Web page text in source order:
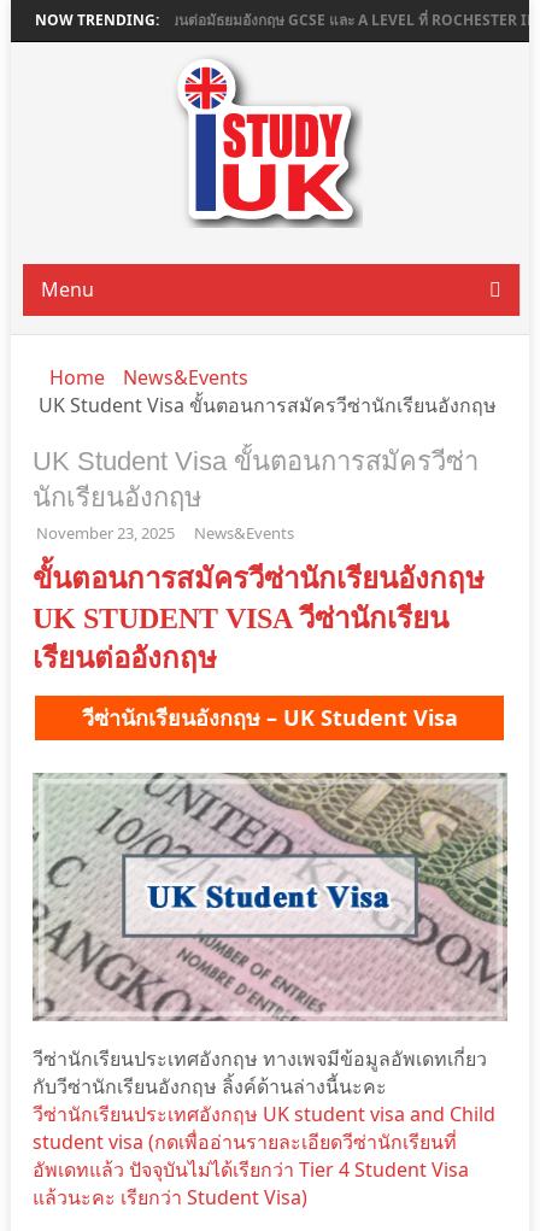
NOW TRENDING:เรียนต่อมัธยมอังกฤษ GCSE และ A LEVEL ที่ ROCHESTER
Menu
Home
News&Events
UK Student Visa ขั้นตอนการสมัครวีซ่านักเรียนอังกฤษ
UK Student Visa ขั้นตอนการสมัครวีซ่า
นักเรียนอังกฤษ
November 23, 2025 News&Events
ขั้นตอนการสมัครวีซ่านักเรียนอังกฤษ
UK STUDENT VISA วีซ่านักเรียน
เรียนต่ออังกฤษ
วีซ่านักเรียนอังกฤษ – UK Student Visa
วีซ่านักเรียนประเทศอังกฤษ ทางเพจมีข้อมูลอัพเดทเกี่ยว
กับวีซ่านักเรียนอังกฤษ ลิ้งค์ด้านล่างนี้นะคะ
วีซ่านักเรียนประเทศอังกฤษ UK student visa and Child
student visa (กดเพื่ออ่านรายละเอียดวีซ่านักเรียนที่
อัพเดทแล้ว ปัจจุบันไม่ได้เรียกว่า Tier 4 Student Visa
แล้วนะคะ เรียกว่า Student Visa)